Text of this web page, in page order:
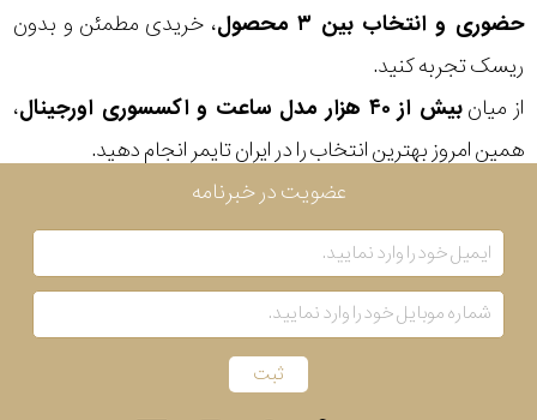
حضوری و انتخاب بین ۳ محصول
، خریدی مطمئن و بدون
ریسک تجربه کنید.
از میانبیش از ۴۰ هزار مدل ساعت و اکسسوری اورجینال
،
همین امروز بهترین انتخاب را در ایران تایمر انجام دهید.
عضویت در خبرنامه